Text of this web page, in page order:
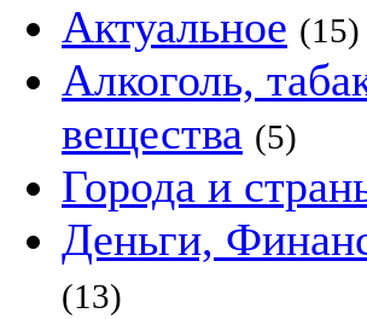
Актуальное (15)
Алкоголь,
вещества (5)
Города и
Деньги,
(13)